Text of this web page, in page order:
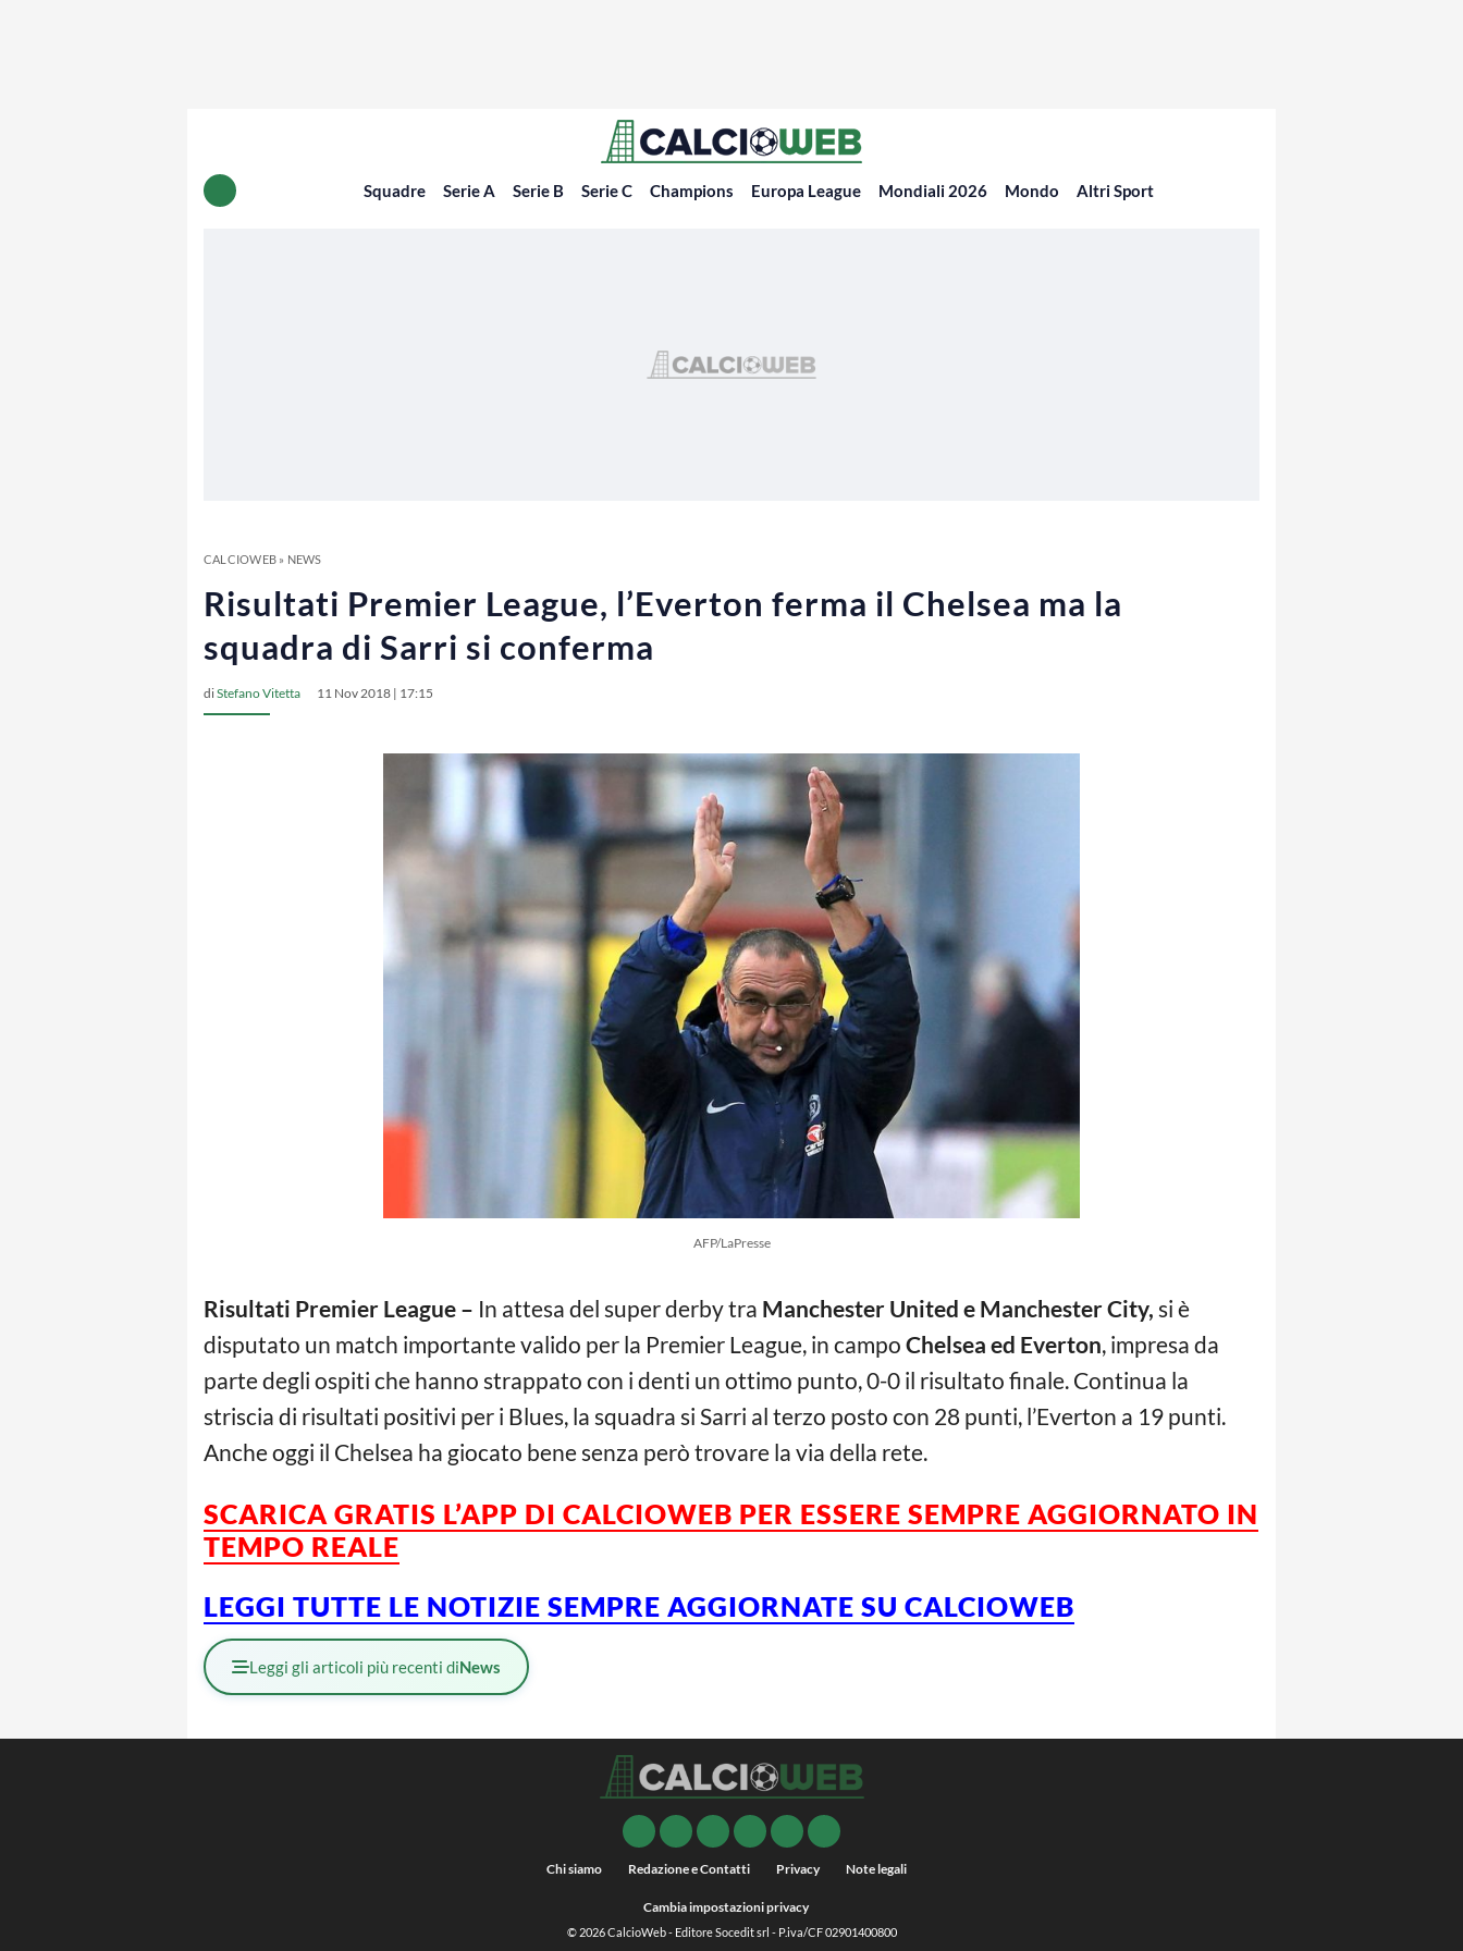
Squadre Serie A Serie B Serie C Champions Europa League Mondiali 2026 Mondo Altri Sport
CALCIOWEB» NEWS
Risultati Premier League, l’Everton ferma il Chelsea ma la
squadra di Sarri si conferma
diStefano Vitetta 11 Nov 2018 | 17:15
AFP/LaPresse
Risultati Premier League – In attesa del super derby tra Manchester United e Manchester City, si è
disputato un match importante valido per la Premier League, in campo Chelsea ed Everton, impresa da
parte degli ospiti che hanno strappato con i denti un ottimo punto, 0-0 il risultato finale. Continua la
striscia di risultati positivi per i Blues, la squadra si Sarri al terzo posto con 28 punti, l’Everton a 19 punti.
Anche oggi il Chelsea ha giocato bene senza però trovare la via della rete.
SCARICA GRATIS L’APP DI CALCIOWEB PER ESSERE SEMPRE AGGIORNATO IN
TEMPO REALE
LEGGI TUTTE LE NOTIZIE SEMPRE AGGIORNATE SU CALCIOWEB
Leggi gli articoli più recenti diNews
Chi siamo Redazione e Contatti Privacy Note legali
Cambia impostazioni privacy
© 2026CalcioWeb- Editore Socedit srl - P.iva/CF 02901400800